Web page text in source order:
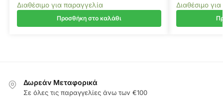
Διαθέσιμο για παραγγελία
Προσθήκη στο καλάθι
Διαθέσιμο
Δωρεάν Μεταφορικά
Σε όλες τις παραγγελίες άνω των €100